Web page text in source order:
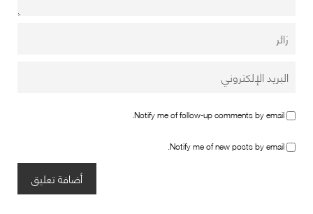
Notify me of follow-up comments by email.
Notify me of new posts by email.